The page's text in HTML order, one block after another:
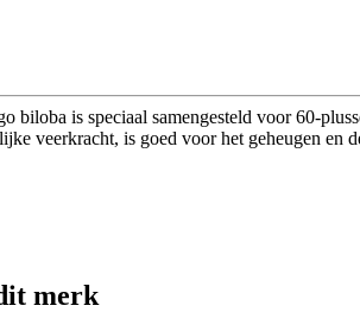
biloba is speciaal samengesteld voor 60-
veerkracht, is goed voor het geheugen en
merk